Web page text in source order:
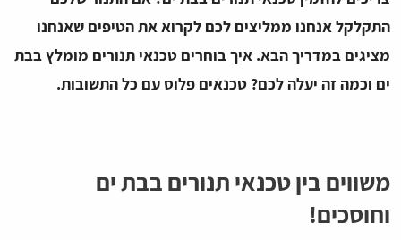
התקלקל אנחנו ממליצים לכם לקרוא את הטיפים שאנחנו
מציגים במדריך הבא. איך בוחרים טכנאי תנורים מומלץ בבת
ים וכמה זה יעלה לכם? טכנאים פלוס עם כל התשובות.
משווים בין טכנאי תנורים בבת ים
וחוסכים!